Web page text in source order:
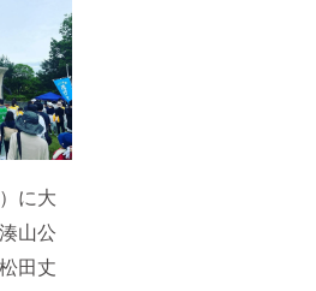
に大
山公
田丈